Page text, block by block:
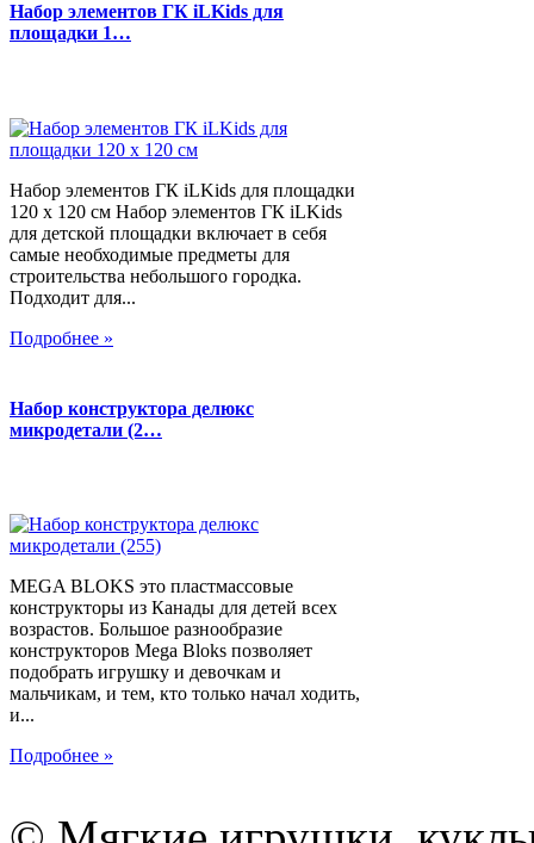
Набор элементов ГК iLKids для
площадки 1…
Набор элементов ГК iLKids для площадки
120 х 120 см Набор элементов ГК iLKids
для детской площадки включает в себя
самые необходимые предметы для
строительства небольшого городка.
Подходит для...
Подробнее »
Набор конструктора делюкс
микродетали (2…
MEGA BLOKS это пластмассовые
конструкторы из Канады для детей всех
возрастов. Большое разнообразие
конструкторов Mega Bloks позволяет
подобрать игрушку и девочкам и
мальчикам, и тем, кто только начал ходить,
и...
Подробнее »